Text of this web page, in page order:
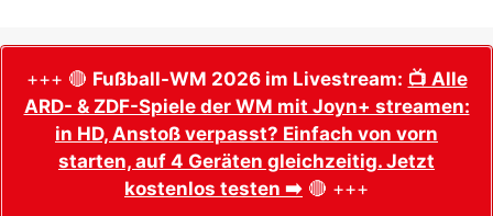
+++ 🔴 Fußball-WM 2026 im Livestream: 📺 Alle
ARD- & ZDF-Spiele der WM mit Joyn+ streamen:
in HD, Anstoß verpasst? Einfach von vorn
starten, auf 4 Geräten gleichzeitig. Jetzt
kostenlos testen ➡️ 🔴 +++